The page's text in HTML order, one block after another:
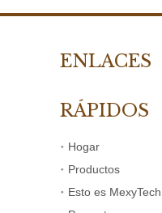
ENLACES
RÁPIDOS
Hogar
Productos
Esto es MexyTech